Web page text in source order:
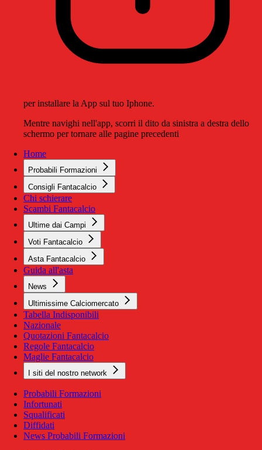
per installare la App sul tuo Iphone.
Mentre navighi nell'app, scorri il dito da sinistra a destra dello
schermo per tornare alle pagine precedenti
Home
Probabili Formazioni
Consigli Fantacalcio
Chi schierare
Scambi Fantacalcio
Ultime dai Campi
Voti Fantacalcio
Asta Fantacalcio
Guida all'asta
News
Ultimissime Calciomercato
Tabella Indisponibili
Nazionale
Quotazioni Fantacalcio
Regole Fantacalcio
Maglie Fantacalcio
I siti del nostro network
Probabili Formazioni
Infortunati
Squalificati
Diffidati
News Probabili Formazioni